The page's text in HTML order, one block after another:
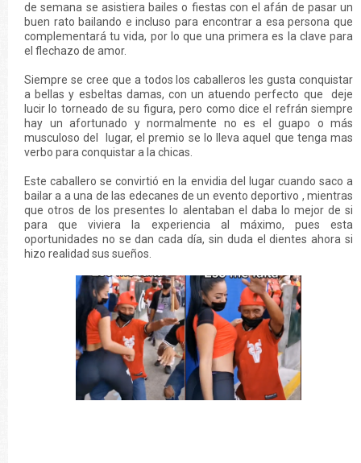
de semana se asistiera bailes o fiestas con el afán de pasar un
buen rato bailando e incluso para encontrar a esa persona que
complementará tu vida, por lo que una primera es la clave para
el flechazo de amor.
Siempre se cree que a todos los caballeros les gusta conquistar
a bellas y esbeltas damas, con un atuendo perfecto que deje
lucir lo torneado de su figura, pero como dice el refrán siempre
hay un afortunado y normalmente no es el guapo o más
musculoso del lugar, el premio se lo lleva aquel que tenga mas
verbo para conquistar a la chicas.
Este caballero se convirtió en la envidia del lugar cuando saco a
bailar a a una de las edecanes de un evento deportivo , mientras
que otros de los presentes lo alentaban el daba lo mejor de si
para que viviera la experiencia al máximo, pues esta
oportunidades no se dan cada día, sin duda el dientes ahora si
hizo realidad sus sueños.